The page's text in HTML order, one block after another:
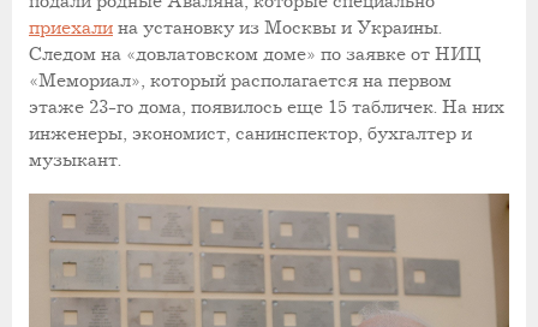
приехали на установку из Москвы и Украины.
Следом на «довлатовском доме» по заявке от НИЦ
«Мемориал», который располагается на первом
этаже 23-го дома, появилось еще 15 табличек. На них
инженеры, экономист, санинспектор, бухгалтер и
музыкант.